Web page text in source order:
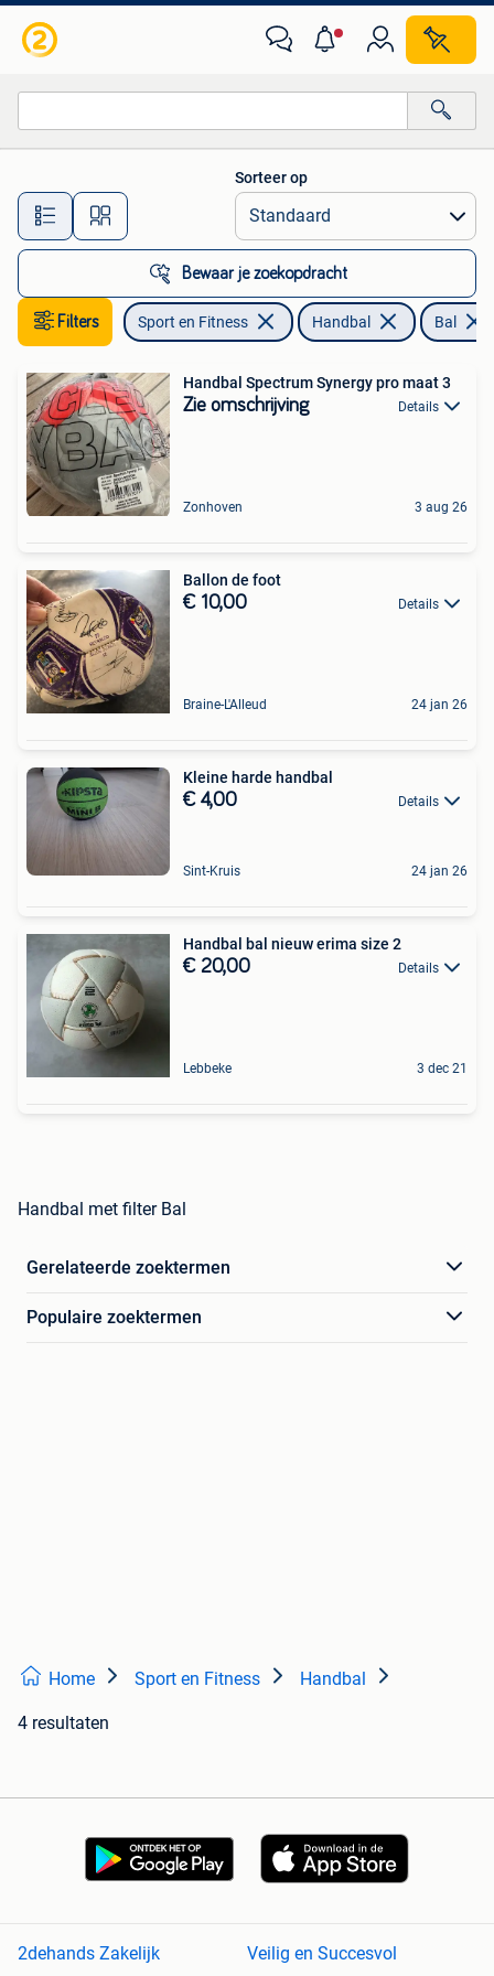
Alle afstanden…
Sorteer op
Bewaar je zoekopdracht
Filters Sport en Fitness Handbal Bal
Handbal Spectrum Synergy pro maat 3
Zie omschrijving Details
Zonhoven 3 aug 26
Ballon de foot
€ 10,00 Details
Braine-L'Alleud 24 jan 26
Kleine harde handbal
€ 4,00 Details
Sint-Kruis 24 jan 26
Handbal bal nieuw erima size 2
€ 20,00 Details
Lebbeke 3 dec 21
Handbal met filter Bal
Gerelateerde zoektermen
Populaire zoektermen
Home Sport en Fitness Handbal
4 resultaten
2dehands Zakelijk Veilig en Succesvol